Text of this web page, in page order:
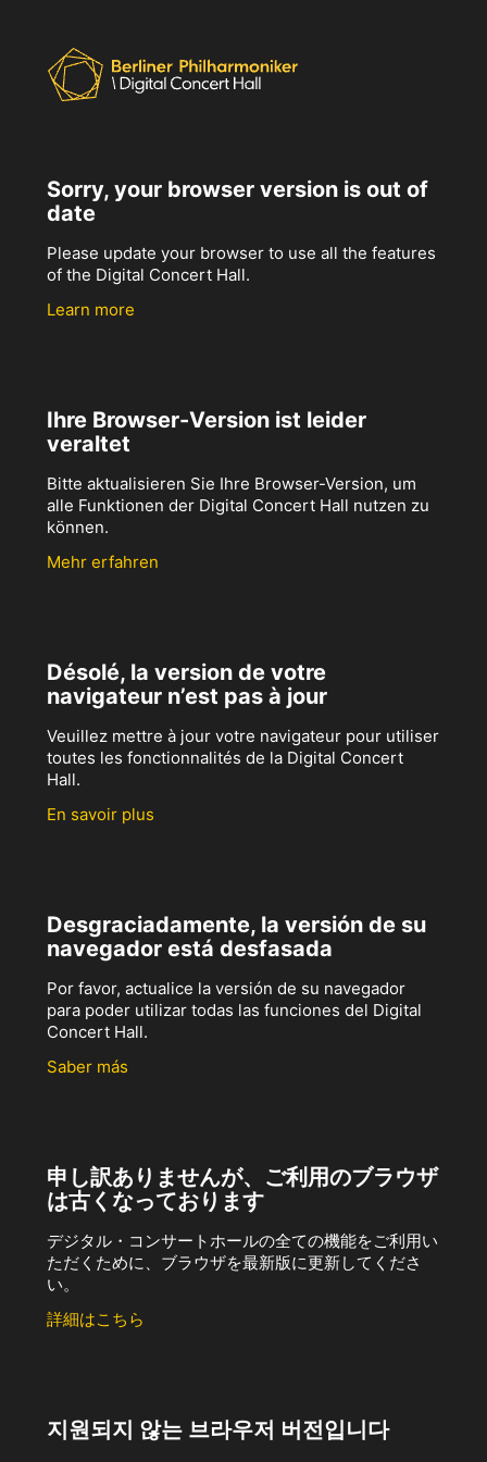
Sorry, your browser version is out of
date
Please update your browser to use all the features
of the Digital Concert Hall.
Learn more
Ihre Browser-Version ist leider
veraltet
Bitte aktualisieren Sie Ihre Browser-Version, um
alle Funktionen der Digital Concert Hall nutzen zu
können.
Mehr erfahren
Désolé, la version de votre
navigateur n’est pas à jour
Veuillez mettre à jour votre navigateur pour utiliser
toutes les fonctionnalités de la Digital Concert
Hall.
En savoir plus
Desgraciadamente, la versión de su
navegador está desfasada
Por favor, actualice la versión de su navegador
para poder utilizar todas las funciones del Digital
Concert Hall.
Saber más
申し訳ありませんが、ご利用のブラウザ
は古くなっております
デジタル・コンサートホールの全ての機能をご利用い
ただくために、ブラウザを最新版に更新してくださ
い。
詳細はこちら
지원되지 않는 브라우저 버전입니다